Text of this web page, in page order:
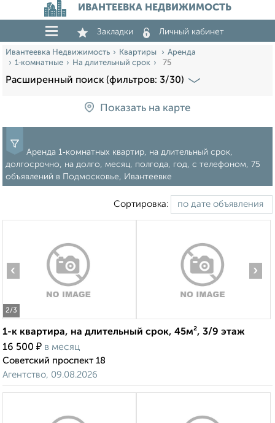
ИВАНТЕЕВКА НЕДВИЖИМОСТЬ
Закладки Личный кабинет
Ивантеевка Недвижимость Квартиры
Аренда
1‑комнатные
На длительный срок 75
Расширенный поиск (фильтров: 3/30)
Показать на карте
Аренда 1‑комнатных квартир, на длительный срок,
долгосрочно, на долго, месяц, полгода, год, с телефоном, 75
объявлений в Подмосковье, Ивантеевке
Сортировка:
2/3
‹ ›
1-к квартира, на длительный срок, 45м², 3/9 этаж
16 500 ₽ в месяц
Советский проспект 18
Агентство, 09.08.2026